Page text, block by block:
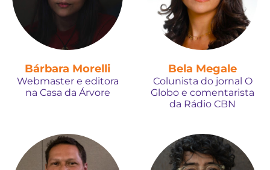
Bárbara Morelli
Webmaster e editora
na Casa da Árvore
Bela Megale
Colunista do jornal O
Globo e comentarista
da Rádio CBN